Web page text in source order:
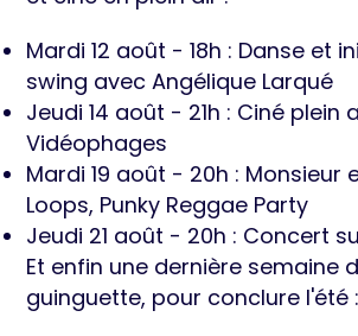
Mardi 12 août - 18h : Danse et
swing avec Angélique Larqué
Jeudi 14 août - 21h : Ciné plein
Vidéophages
Mardi 19 août - 20h : Monsieur
Loops, Punky Reggae Party
Jeudi 21 août - 20h : Concert
Et enfin une dernière semaine
guinguette, pour conclure l'été :